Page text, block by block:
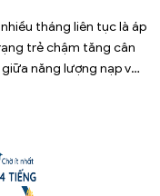
tháng liên tục là áp
trẻ chậm tăng cân
năng lượng nạp vào